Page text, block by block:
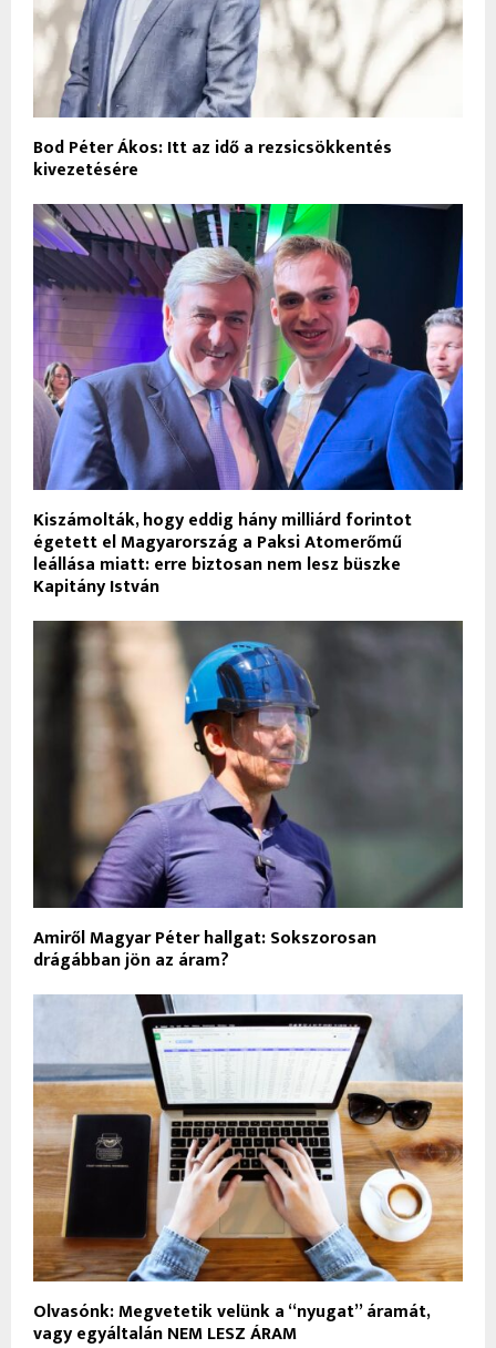
Bod Péter Ákos: Itt az idő a rezsicsökkentés
kivezetésére
Kiszámolták, hogy eddig hány milliárd forintot
égetett el Magyarország a Paksi Atomerőmű
leállása miatt: erre biztosan nem lesz büszke
Kapitány István
Amiről Magyar Péter hallgat: Sokszorosan
drágábban jön az áram?
Olvasónk: Megvetetik velünk a “nyugat” áramát,
vagy egyáltalán NEM LESZ ÁRAM